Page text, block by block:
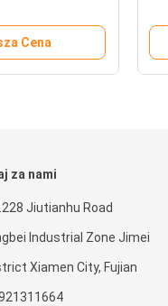
Cena
za nami
Jiutianhu Road
Industrial Zone Jimei
Xiamen City, Fujian